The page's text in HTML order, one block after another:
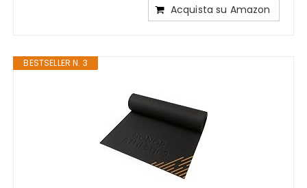
Acquista su Amazon
BESTSELLER N. 3